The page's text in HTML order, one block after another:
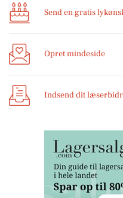
Send en gratis
Opret mindeside
Indsend dit